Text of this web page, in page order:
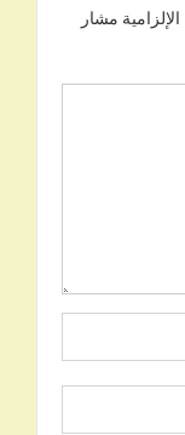
مشار